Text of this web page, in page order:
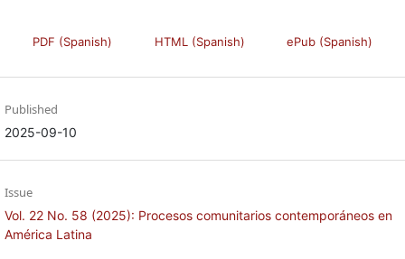
PDF (Spanish) HTML (Spanish) ePub (Spanish)
Published
2025-09-10
Issue
Vol. 22 No. 58 (2025): Procesos comunitarios contemporáneos en
América Latina